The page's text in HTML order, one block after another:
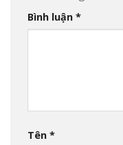
Bình luận *
Tên *